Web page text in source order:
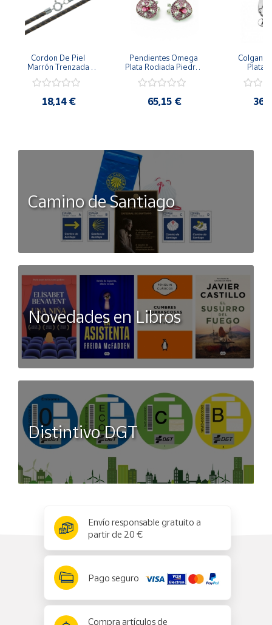
Cordon De Piel
Marrón Trenzada
Plata De 45Cm
18,14 €
Pendientes Omega
Plata Rodiada Piedras
65,15 €
Plata
Camino de Santiago
Novedades en Libros
Distintivo DGT
Envío responsable gratuito a
partir de 20 €
Pago seguro
Compra artículos de